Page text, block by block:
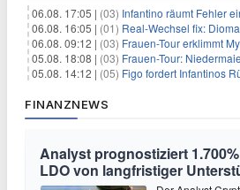
06.08. 17:05 | (03) Infantino räumt Fehler ein -
06.08. 16:05 | (01) Real-Wechsel fix:
06.08. 09:12 | (03) Frauen-Tour erklimmt Mythos
05.08. 18:08 | (03) Frauen-Tour: Niedermaier
05.08. 14:12 | (05) Figo fordert Infantinos
FINANZNEWS
Analyst prognostiziert
LDO von langfristiger